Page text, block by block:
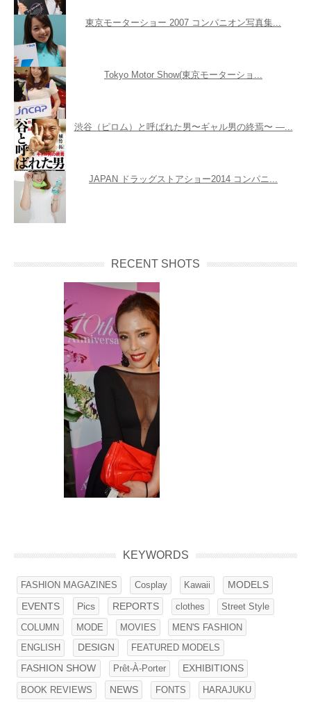
東京モーターショー 2007 コンパニオン写真集...
Tokyo Motor Show(東京モーターショ...
渋谷（ピロム）と呼ばれた男〜ギャル男の終焉〜 ―...
JAPAN ドラッグストアショー2014 コンパニ...
RECENT SHOTS
KEYWORDS
FASHION MAGAZINES Cosplay Kawaii MODELS
EVENTS Pics REPORTS clothes
Street Style
COLUMN
MODE MOVIES
MEN'S FASHION
ENGLISH
DESIGN
FEATURED MODELS
FASHION SHOW
Prêt-À-Porter EXHIBITIONS
BOOK REVIEWS NEWS FONTS HARAJUKU